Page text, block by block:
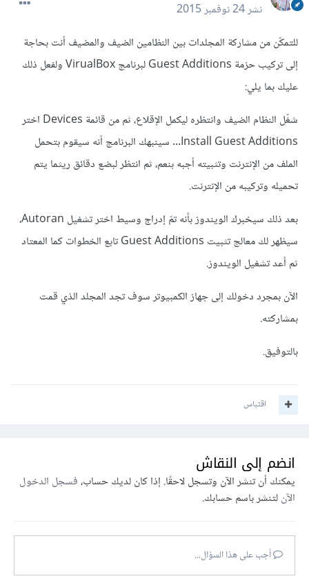
نشر24 نوفمبر 2015
للتمكّن من مشاركة المجلدات بين النظامين الضيف والمضيف أنت بحاجة
إلى تركيب حزمة Guest Additions لبرنامج VirualBox ولفعل ذلك
عليك بما يلي:
شغّل النظام الضيف وانتظره ليكمل الإقلاع، ثم من قائمة Devices اختر
Install Guest Additions... سينبهك البرنامج أنه سيقوم بتحمل
الملف من الإنترنت وتثبيته أجبه بنعم، ثم انتظر لبضع دقائق ريثما يتم
تحميله وتركيبه من الإنترنت.
بعد ذلك سيخبرك الويندوز بأنه تمّ إدراج وسيط اختر تشغيل Autoran،
سيظهر لك معالج تثبيت
Guest Additions تابع الخطوات كما المعتاد
ثم أعد تشغيل الويندوز.
الآن بمجرد دخولك إلى جهاز الكمبيوتر سوف تجد المجلد الذي قمت
بمشاركته.
بالتوفيق.
اقتباس
انضم إلى النقاش
يمكنك أن تنشر الآن وتسجل لاحقًا. إذا كان لديك حساب،فسجل الدخول
الآنلتنشر باسم حسابك.
أجب على هذا السؤال...